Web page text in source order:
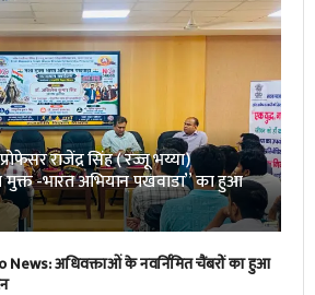
राजेंद्र सिंह ( रज्जू भय्या)
मुक्त -भारत अभियान पखवाडा” का हुआ
News: अधिवक्ताओं के नवर्निमित चैंबरों का हुआ